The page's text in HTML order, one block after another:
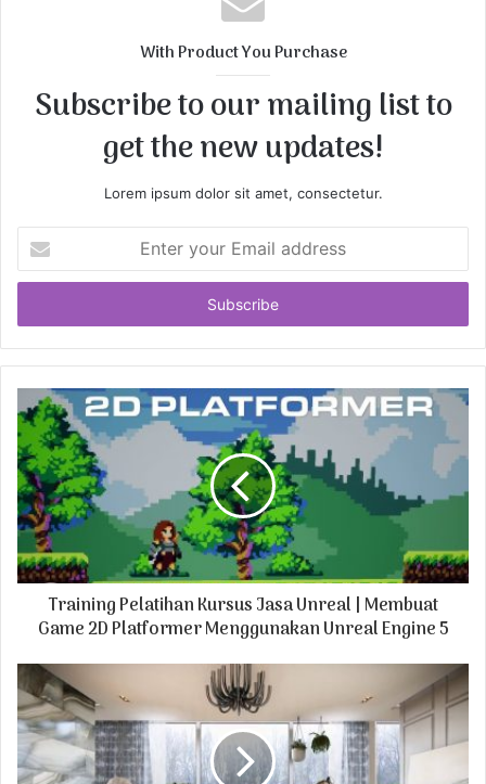
i
With Product You Purchase
Subscribe to our mailing list to
get the new updates!
Lorem ipsum dolor sit amet, consectetur.
t
r
y
r
E
m
a
i
l
a
d
s
s
Training Pelatihan Kursus Jasa Unreal | Membuat
Game 2D Platformer Menggunakan Unreal Engine 5